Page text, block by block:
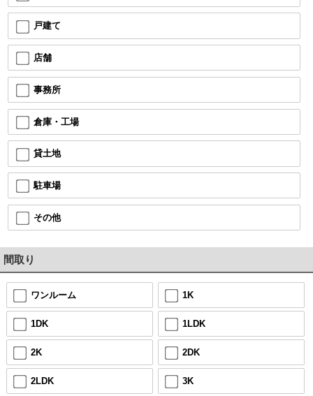
戸建て
店舗
事務所
倉庫・工場
貸土地
駐車場
その他
間取り
ワンルーム 1K
1DK 1LDK
2K 2DK
2LDK 3K